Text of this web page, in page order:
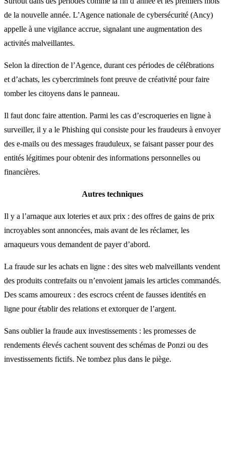
de la nouvelle année. L’Agence nationale de cybersécurité (Ancy)
appelle à une vigilance accrue, signalant une augmentation des
activités malveillantes.
Selon la direction de l’Agence, durant ces périodes de célébrations
et d’achats, les cybercriminels font preuve de créativité pour faire
tomber les citoyens dans le panneau.
Il faut donc faire attention. Parmi les cas d’escroqueries en ligne à
surveiller, il y a le Phishing qui consiste pour les fraudeurs à envoyer
des e-mails ou des messages frauduleux, se faisant passer pour des
entités légitimes pour obtenir des informations personnelles ou
financières.
Autres techniques
Il y a l’arnaque aux loteries et aux prix : des offres de gains de prix
incroyables sont annoncées, mais avant de les réclamer, les
arnaqueurs vous demandent de payer d’abord.
La fraude sur les achats en ligne : des sites web malveillants vendent
des produits contrefaits ou n’envoient jamais les articles commandés.
Des scams amoureux : des escrocs créent de fausses identités en
ligne pour établir des relations et extorquer de l’argent.
Sans oublier la fraude aux investissements : les promesses de
rendements élevés cachent souvent des schémas de Ponzi ou des
investissements fictifs. Ne tombez plus dans le piège.